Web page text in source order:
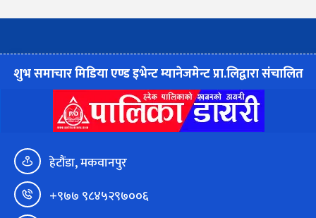
शुभ समाचार मिडिया एण्ड इभेन्ट म्यानेजमेन्ट प्रा.लिद्वारा संचालित
हेटौंडा, मकवानपुर
+९७७ ९८४५२९७००६